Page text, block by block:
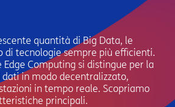
quantità di Big Data, le
di tecnologie sempre più efficienti.
Edge Computing si distingue per la
in modo decentralizzato,
in tempo reale. Scopriamo
principali.